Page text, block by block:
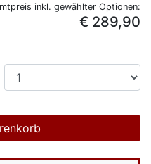
inkl. gewählter Optionen:
€ 289,90